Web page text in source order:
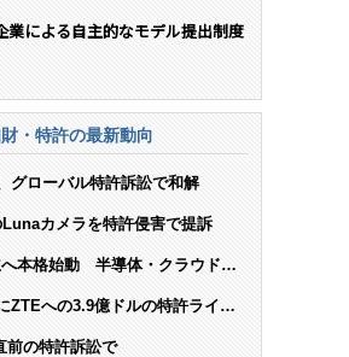
業による自主的なモデル提出制度
・特許の最新動向
グローバル特許訴訟で和解
カメラを特許侵害で提訴
本格始動 半導体・クラウド・
ZTEへの3.9億ドルの特許ライセ
前の特許訴訟で